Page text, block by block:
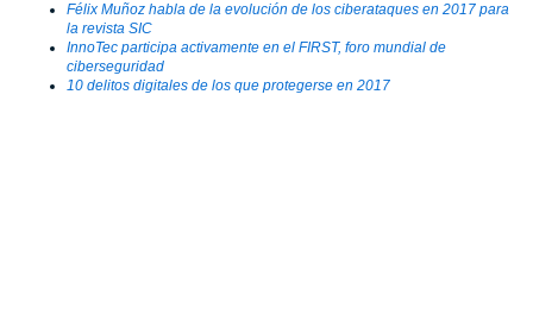
Félix Muñoz habla de la evolución de los ciberataques en 2017 para
la revista SIC
InnoTec participa activamente en el FIRST, foro mundial de
ciberseguridad
10 delitos digitales de los que protegerse en 2017